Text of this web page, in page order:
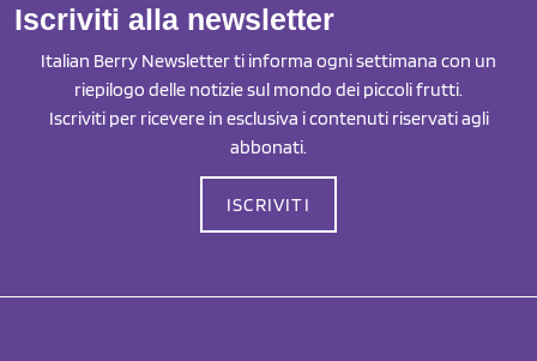
Iscriviti alla newsletter
Italian Berry Newsletter ti informa ogni settimana con un
riepilogo delle notizie sul mondo dei piccoli frutti.
Iscriviti per ricevere in esclusiva i contenuti riservati agli
abbonati.
ISCRIVITI